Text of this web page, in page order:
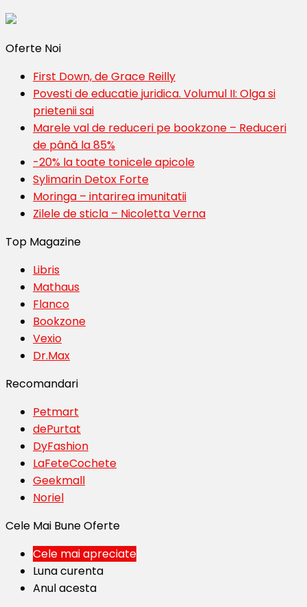
Oferte Noi
First Down, de Grace Reilly
Povesti de educatie juridica. Volumul II: Olga si
prietenii sai
Marele val de reduceri pe bookzone – Reduceri
de până la 85%
-20% la toate tonicele apicole
Sylimarin Detox Forte
Moringa – intarirea imunitatii
Zilele de sticla – Nicoletta Verna
Top Magazine
Libris
Mathaus
Flanco
Bookzone
Vexio
Dr.Max
Recomandari
Petmart
dePurtat
DyFashion
LaFeteCochete
Geekmall
Noriel
Cele Mai Bune Oferte
Cele mai apreciate
Luna curenta
Anul acesta